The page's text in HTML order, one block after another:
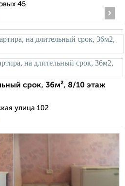
45
›
срок, 36м², 8/10 этаж
улица 102